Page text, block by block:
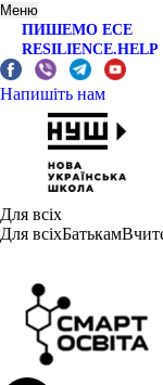
Меню
ПИШЕМО ЕСЕ
RESILIENCE.HELP
Напишіть нам
Для всіх
Для всіхБатькам